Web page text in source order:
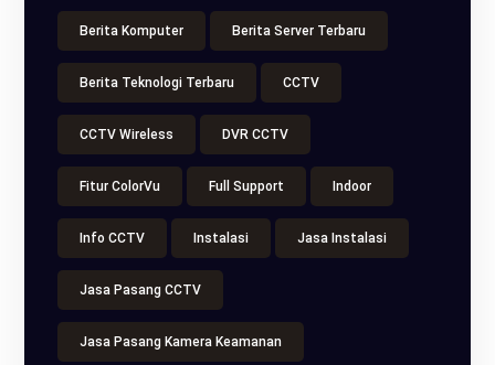
Berita Komputer Berita Server Terbaru
Berita Teknologi Terbaru CCTV
CCTV Wireless DVR CCTV
Fitur ColorVu Full Support Indoor
Info CCTV Instalasi Jasa Instalasi
Jasa Pasang CCTV
Jasa Pasang Kamera Keamanan